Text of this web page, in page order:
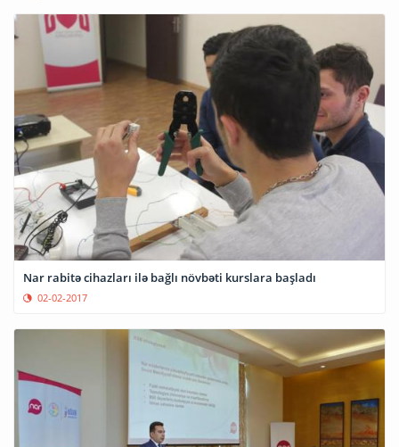
Nar rabitə cihazları ilə bağlı növbəti kurslara başladı
02-02-2017